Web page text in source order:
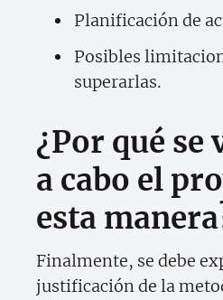
Planificación de
Posibles
superarlas.
¿Por qué se
a cabo el
esta
Finalmente, se debe
justificación de la